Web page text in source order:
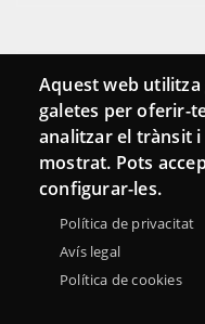
Connecta
Bustia de contacte
Butlletins
Aquest web utilitza
galetes per oferir-
analitzar el trànsit
mostrat. Pots
configurar-les.
Política de privacitat
Avís legal
Política de cookies